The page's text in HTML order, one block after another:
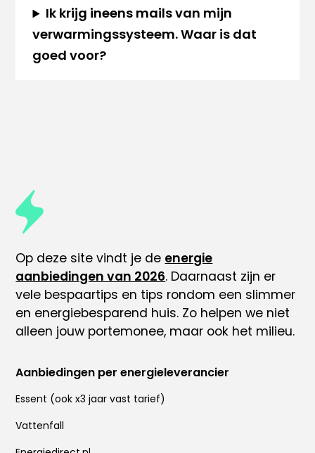
Ik krijg ineens mails van mijn
verwarmingssysteem. Waar is dat
goed voor?
Op deze site vindt je de energie
aanbiedingen van 2026. Daarnaast zijn er
vele bespaartips en tips rondom een slimmer
en energiebesparend huis. Zo helpen we niet
alleen jouw portemonee, maar ook het milieu.
Aanbiedingen per energieleverancier
Essent (ook x3 jaar vast tarief)
Vattenfall